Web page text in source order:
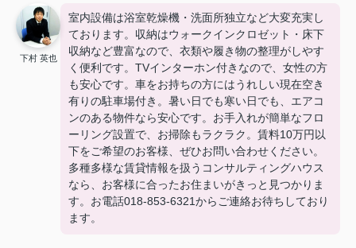
下村 英也
室内設備は浴室乾燥機・洗面所独立など大変充実し
ております。収納はウォークインクロゼット・床下
収納など豊富なので、衣類や履き物の整理がしやす
く便利です。TVインターホン付きなので、女性の方
も安心です。車をお持ちの方にはうれしい現在空き
有りの駐車場付き。暑い日でも寒い日でも、エアコ
ンのある物件なら安心です。お手入れが簡単なフロ
ーリング設置で、お掃除もラクラク。賃料10万円以
下をご希望のお客様、ぜひお問い合わせください。
多種多様な賃貸情報を扱うコンサルティングハウス
なら、お客様に合ったお住まいがきっと見つかりま
す。お電話018-853-6321からご連絡お待ちしており
ます。